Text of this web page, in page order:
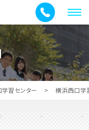
メ
ニ
ュ
ー
習センター > 横浜西口学